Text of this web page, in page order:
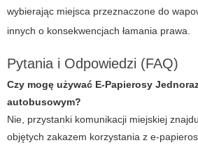
wybierając miejsca przeznaczone do
innych o konsekwencjach łamania prawa.
Pytania i Odpowiedzi (FAQ)
Czy mogę używać E-Papierosy
autobusowym?
Nie, przystanki komunikacji miejskiej
objętych zakazem korzystania z e-